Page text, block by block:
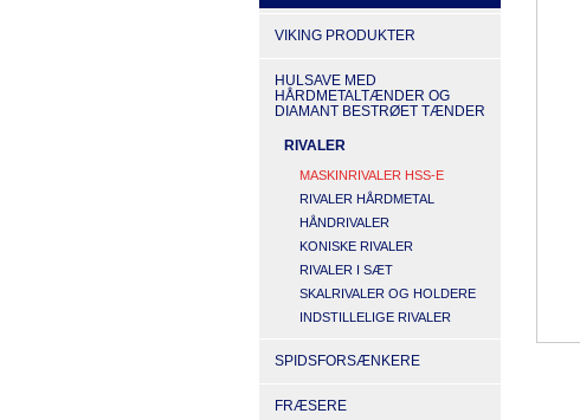
VIKING PRODUKTER
HULSAVE MED
HÅRDMETALTÆNDER OG
DIAMANT BESTRØET TÆNDER
RIVALER
MASKINRIVALER HSS-E
RIVALER HÅRDMETAL
HÅNDRIVALER
KONISKE RIVALER
RIVALER I SÆT
SKALRIVALER OG HOLDERE
INDSTILLELIGE RIVALER
SPIDSFORSÆNKERE
FRÆSERE